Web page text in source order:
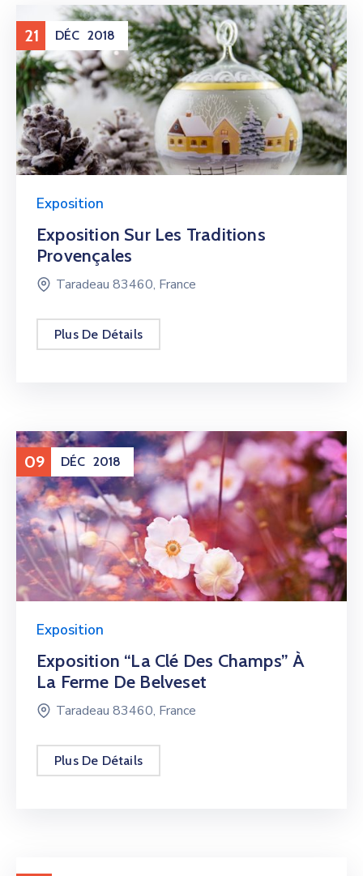
21 DÉC 2018
Exposition
Exposition Sur Les Traditions
Provençales
Taradeau 83460, France
Plus De Détails
09 DÉC 2018
Exposition
Exposition “La Clé Des Champs” À
La Ferme De Belveset
Taradeau 83460, France
Plus De Détails